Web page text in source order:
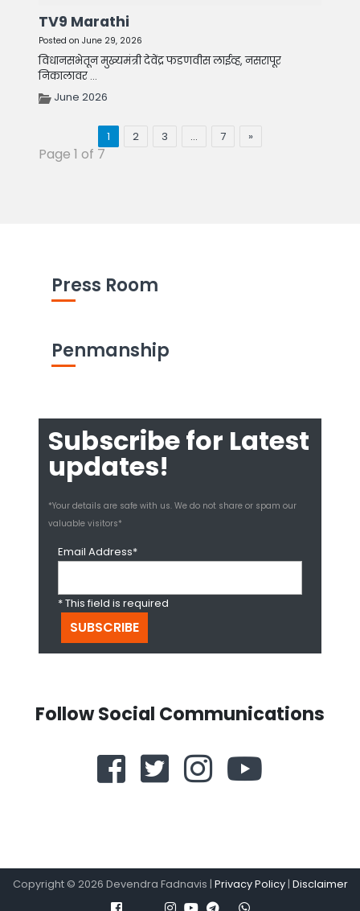
Press Room
Penmanship
Subscribe for Latest
updates!
*Your details are safe with us. We do not share or spam our
valuable visitors*
Email Address*
* This field is required
Follow Social Communications
TV9 Marathi
Posted on June 29, 2026
विधानसभेतून मुख्यमंत्री देवेंद्र फडणवीस लाईव्ह, नसरापूर
निकालावर ...
June 2026
1 2 3 … 7 »
Page 1 of 7
Copyright © 2026 Devendra Fadnavis | Privacy Policy| Disclaimer